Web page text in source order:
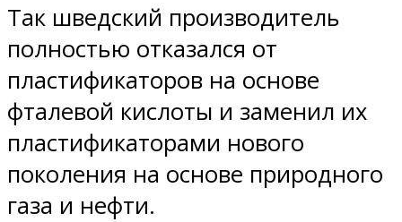
Так шведский производитель
полностью отказался от
пластификаторов на основе
фталевой кислоты и заменил их
пластификаторами нового
поколения на основе природного
газа и нефти.